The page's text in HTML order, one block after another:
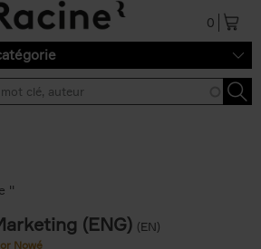
0
''
(ENG) (EN)
Nowé